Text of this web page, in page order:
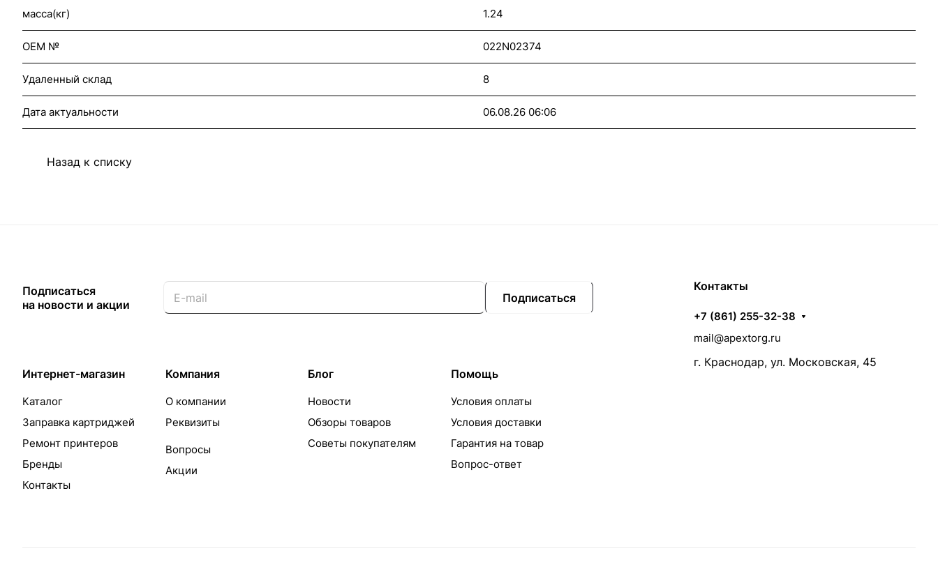
масса(кг) 1.24
OEM № 022N02374
Удаленный склад 8
Дата актуальности 06.08.26 06:06
Назад к списку
Подписаться
на новости и акции
Подписаться
Интернет-магазин
Каталог
Заправка картриджей
Ремонт принтеров
Бренды
Контакты
Компания
О компании
Реквизиты
Вопросы
Акции
Блог
Новости
Обзоры товаров
Советы покупателям
Помощь
Условия оплаты
Условия доставки
Гарантия на товар
Вопрос-ответ
Контакты
+7 (861) 255-32-38
mail@apextorg.ru
г. Краснодар, ул. Московская, 45